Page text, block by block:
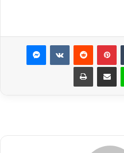
بينتيريست ماسنجر
لاين مشاركة عبر البريد طباعة